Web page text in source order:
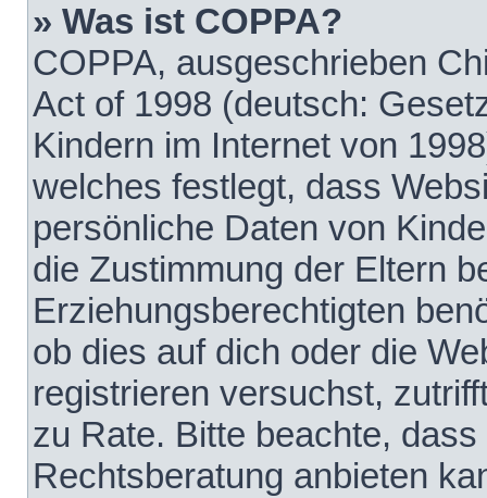
» Was ist COPPA?
COPPA, ausgeschrieben
Act of 1998 (deutsch:
Kindern im Internet von
welches festlegt, dass
persönliche Daten von
die Zustimmung der Eltern
Erziehungsberechtigten
ob dies auf dich oder die
registrieren versuchst,
zu Rate. Bitte beachte,
Rechtsberatung anbieten